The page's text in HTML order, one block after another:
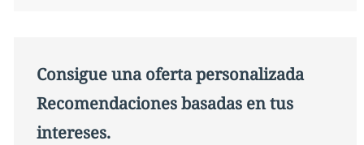
Consigue una oferta personalizada
Recomendaciones basadas en tus
intereses.